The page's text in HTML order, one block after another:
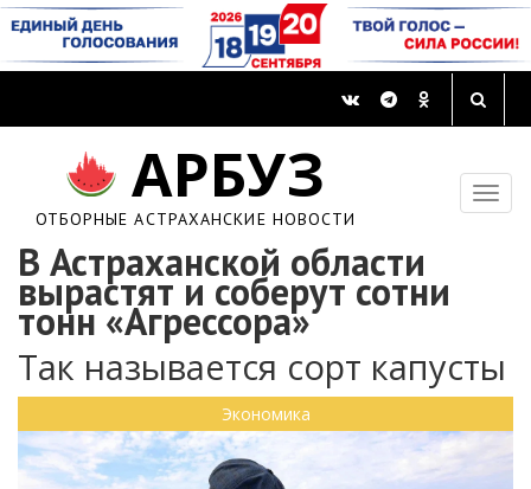
АРБУЗ
ОТБОРНЫЕ АСТРАХАНСКИЕ НОВОСТИ
В Астраханской области
вырастят и соберут сотни
тонн «Агрессора»
Так называется сорт капусты
Экономика